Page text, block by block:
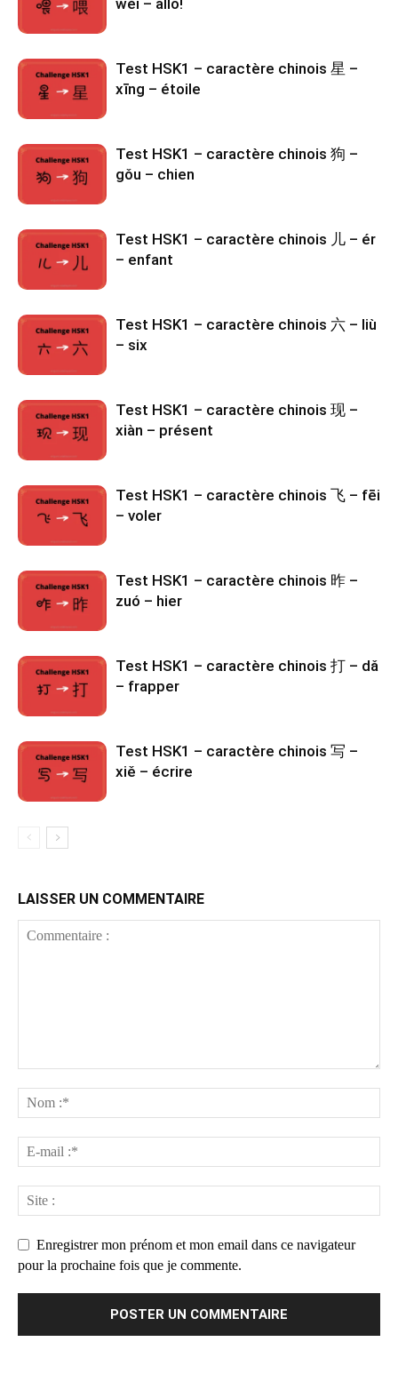
Test HSK1 – caractère chinois 星 –
xīng – étoile
Test HSK1 – caractère chinois 狗 –
gǒu – chien
Test HSK1 – caractère chinois 儿 – ér
– enfant
Test HSK1 – caractère chinois 六 – liù
– six
Test HSK1 – caractère chinois 现 –
xiàn – présent
Test HSK1 – caractère chinois 飞 – fēi
– voler
Test HSK1 – caractère chinois 昨 –
zuó – hier
Test HSK1 – caractère chinois 打 – dǎ
– frapper
Test HSK1 – caractère chinois 写 –
xiě – écrire
LAISSER UN COMMENTAIRE
Enregistrer mon prénom et mon email dans ce navigateur
pour la prochaine fois que je commente.